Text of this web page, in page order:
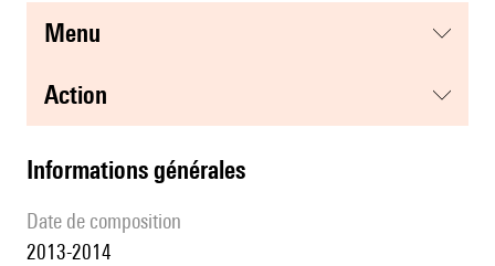
menu
action
informations générales
date de composition
2013-2014